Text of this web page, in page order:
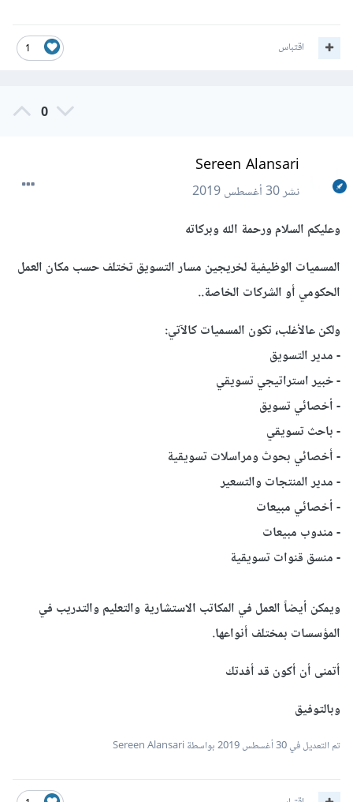
1 اقتباس
0
Sereen Alansari
نشر30 أغسطس 2019
وعليكم السلام ورحمة الله وبركاته
المسميات الوظيفية لخريجين مسار التسويق تختلف حسب مكان العمل
الحكومي أو الشركات الخاصة..
ولكن عالأغلب، تكون المسميات كالآتي:
- مدير التسويق
- خبير استراتيجي تسويقي
- أخصائي تسويق
- باحث تسويقي
- أخصائي بحوث ومراسلات تسويقية
- مدير المنتجات والتسعير
- أخصائي مبيعات
- مندوب مبيعات
- منسق قنوات تسويقية
ويمكن أيضاً العمل في المكاتب الاستشارية والتعليم والتدريب في
المؤسسات بمختلف أنواعها.
أتمنى أن أكون قد أفدتك
وبالتوفيق
تم التعديل في30 أغسطس 2019 بواسطة Sereen Alansari